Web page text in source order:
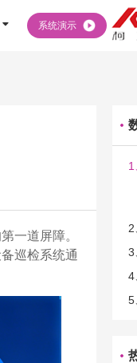
系统演示
一道屏障。
巡检系统通
3
4